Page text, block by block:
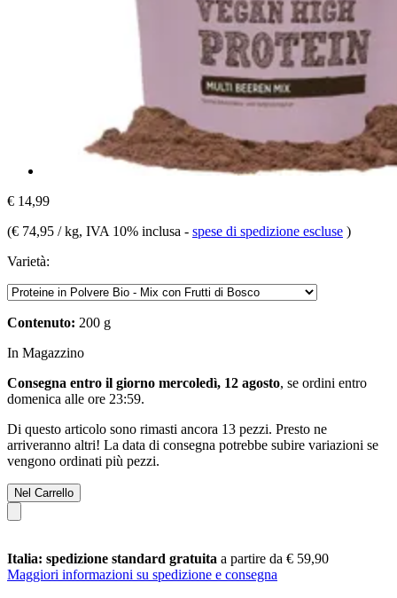
€ 14,99
(€ 74,95 / kg, IVA 10% inclusa - spese di spedizione escluse )
Varietà:
Contenuto: 200 g
In Magazzino
Consegna entro il giorno mercoledì, 12 agosto, se ordini entro
domenica alle ore 23:59.
Di questo articolo sono rimasti ancora 13 pezzi. Presto ne
arriveranno altri! La data di consegna potrebbe subire variazioni se
vengono ordinati più pezzi.
Nel Carrello
Italia: spedizione standard gratuita a partire da € 59,90
Maggiori informazioni su spedizione e consegna